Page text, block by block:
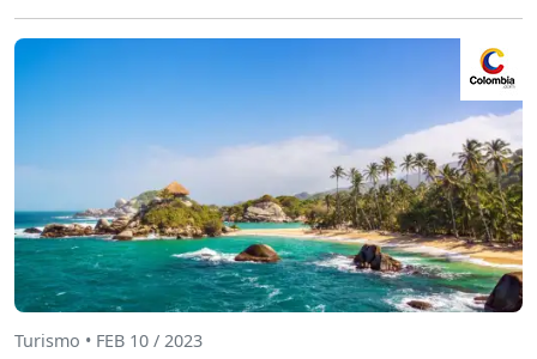
Turismo • FEB 10 / 2023